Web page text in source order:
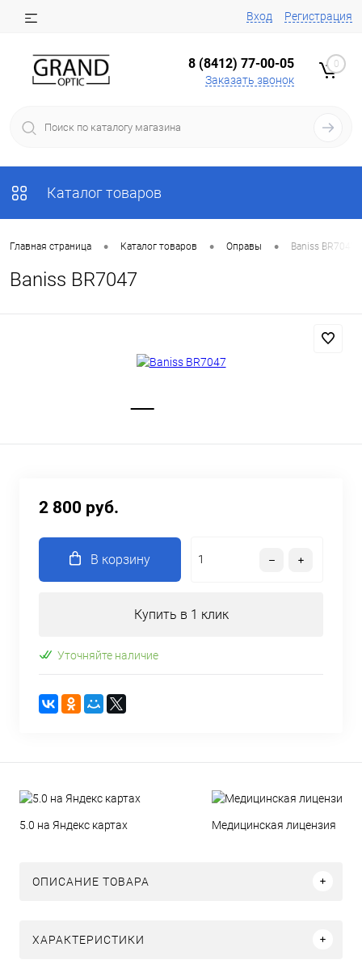
Вход Регистрация
8 (8412) 77-00-05
Заказать звонок
0
Каталог товаров
Главная страница • Каталог товаров • Оправы • Baniss BR7047
Baniss BR7047
2 800 руб.
В корзину
Купить в 1 клик
Уточняйте наличие
5.0 на Яндекс картах Медицинская лицензия
ОПИСАНИЕ ТОВАРА
ХАРАКТЕРИСТИКИ